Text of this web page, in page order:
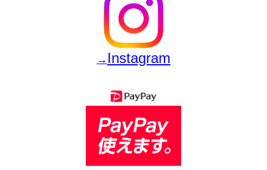
→ Instagram